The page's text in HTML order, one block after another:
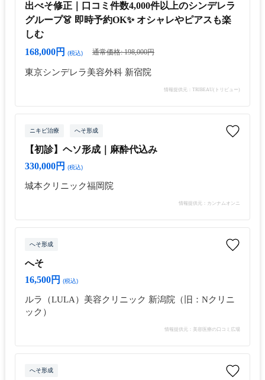
出べそ修正｜口コミ件数4,000件以上のシンデレラ
グループ👗 即時予約OK✨ オシャレやピアスも楽
しむ
168,000円
(税込) 通常価格: 198,000円
東京シンデレラ美容外科 新宿院
情報提供元：TRIBEAU(トリビュー)
ニキビ治療 へそ形成
【初診】ヘソ形成｜麻酔代込み
330,000円
(税込)
城本クリニック福岡院
情報提供元：カンナムオンニ
へそ形成
へそ
16,500円
(税込)
ルラ（LULA）美容クリニック 新潟院（旧：Nクリニ
ック）
情報提供元：美容医療の口コミ広場
へそ形成